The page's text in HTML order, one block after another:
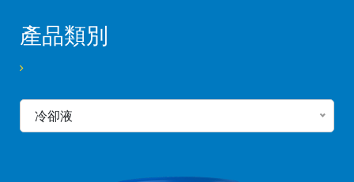
產品類別
冷卻液